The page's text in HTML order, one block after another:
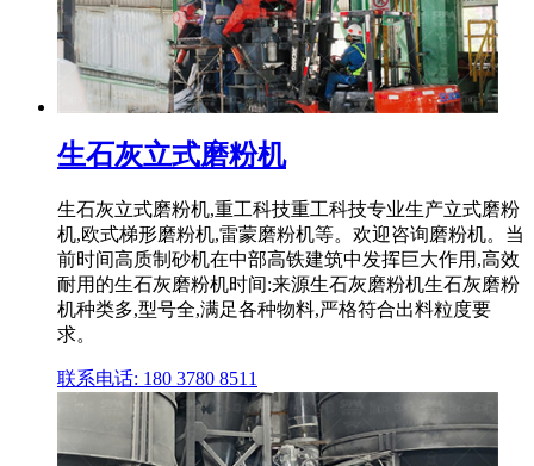
生石灰立式磨粉机
生石灰立式磨粉机,重工科技重工科技专业生产立式磨粉
机,欧式梯形磨粉机,雷蒙磨粉机等。欢迎咨询磨粉机。当
前时间高质制砂机在中部高铁建筑中发挥巨大作用,高效
耐用的生石灰磨粉机时间:来源生石灰磨粉机生石灰磨粉
机种类多,型号全,满足各种物料,严格符合出料粒度要
求。
联系电话: 180 3780 8511